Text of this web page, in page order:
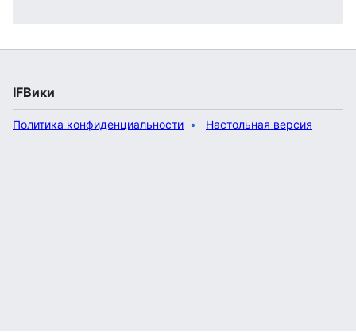
IFВики
Политика конфиденциальности Настольная версия